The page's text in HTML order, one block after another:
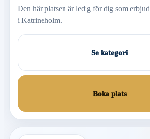
Den här platsen är ledig för dig som
i Katrineholm.
Se kategori
Boka plats